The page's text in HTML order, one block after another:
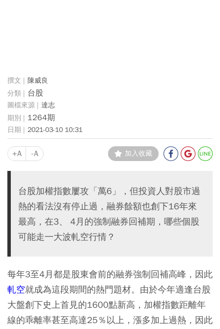
陳威良
台股
達志
1264期
2021-03-10 10:31
+A -A 加入收藏
台股加權指數屢攻「萬6」，但投資人對股市過
熱的看法沒有停止過，融券餘額也創下16年來
最高，在3、 4月的強制融券回補期，哪些個股
可能走一大波軋空行情？
每年3至4月都是股東會前的融券強制回補高峰，因此
軋空就成為這段期間的熱門題材。由於今年適逢台股
大盤創下史上首見的1600點新高，加權指數距離年
線的乖離率甚至高達25％以上，漲多加上過熱，因此